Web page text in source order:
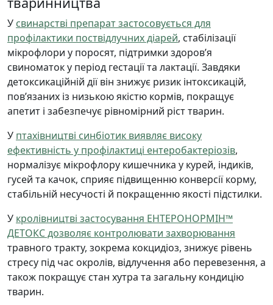
У свинарстві препарат застосовується для
профілактики поствідлучних діарей, стабілізації
мікрофлори у поросят, підтримки здоров’я
свиноматок у період гестації та лактації. Завдяки
детоксикаційній дії він знижує ризик інтоксикацій,
пов’язаних із низькою якістю кормів, покращує
апетит і забезпечує рівномірний ріст тварин.
У птахівництві синбіотик виявляє високу
ефективність у профілактиці ентеробактеріозів,
нормалізує мікрофлору кишечника у курей, індиків,
гусей та качок, сприяє підвищенню конверсії корму,
стабільній несучості й покращенню якості підстилки.
У кролівництві застосування ЕНТЕРОНОРМІН™
ДЕТОКС дозволяє контролювати захворювання
травного тракту, зокрема кокцидіоз, знижує рівень
стресу під час окролів, відлучення або перевезення, а
також покращує стан хутра та загальну кондицію
тварин.